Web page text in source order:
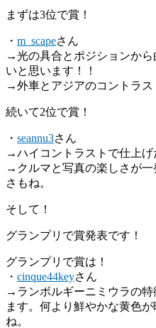
まずは3位で賞！
・ m_scapeさん
→光の具合とポジションか
いと思います！！
→外車とアジアのコントラス
続いて2位で賞！
・ seannu3さん
→ハイコントラストで仕上げ
→クルマと写真の楽しさが
さもね。
そして！
グランプリで賞発表です！
グランプリで賞は！
・ cinque44keyさん
→ランボルギーニミウラの
ます。何より鮮やかな黄色
ね。